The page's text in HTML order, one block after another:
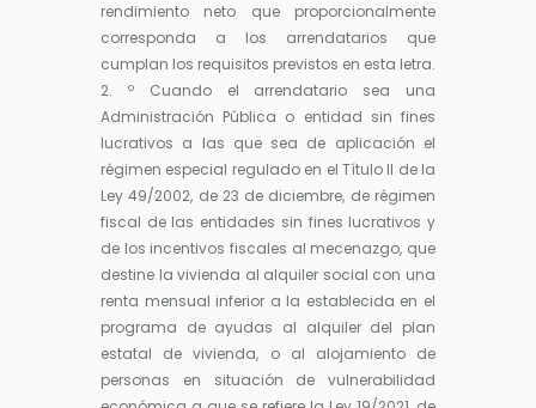
rendimiento neto que proporcionalmente
corresponda a los arrendatarios que
cumplan los requisitos previstos en esta letra.
2. º Cuando el arrendatario sea una
Administración Pública o entidad sin fines
lucrativos a las que sea de aplicación el
régimen especial regulado en el Título II de la
Ley 49/2002, de 23 de diciembre, de régimen
fiscal de las entidades sin fines lucrativos y
de los incentivos fiscales al mecenazgo, que
destine la vivienda al alquiler social con una
renta mensual inferior a la establecida en el
programa de ayudas al alquiler del plan
estatal de vivienda, o al alojamiento de
personas en situación de vulnerabilidad